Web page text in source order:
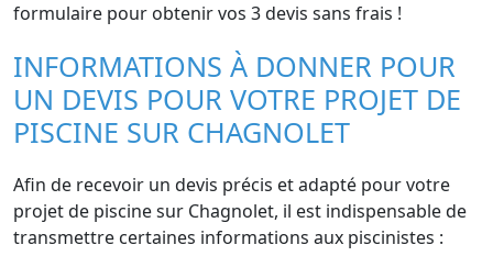
formulaire pour obtenir vos 3 devis sans frais !
INFORMATIONS À DONNER POUR
UN DEVIS POUR VOTRE PROJET DE
PISCINE SUR CHAGNOLET
Afin de recevoir un devis précis et adapté pour votre
projet de piscine sur Chagnolet, il est indispensable de
transmettre certaines informations aux piscinistes :